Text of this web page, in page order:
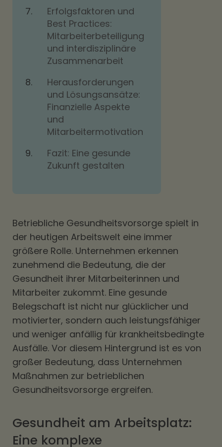
Erfolgsfaktoren und
Best Practices:
Mitarbeiterbeteiligung
und interdisziplinäre
Zusammenarbeit
Herausforderungen
und Lösungsansätze:
Finanzielle Aspekte
und
Mitarbeitermotivation
Fazit: Eine gesunde
Zukunft gestalten
Betriebliche Gesundheitsvorsorge spielt in
der heutigen Arbeitswelt eine immer
größere Rolle. Unternehmen erkennen
zunehmend die Bedeutung, die der
Gesundheit ihrer Mitarbeiterinnen und
Mitarbeiter zukommt. Eine gesunde
Belegschaft ist nicht nur glücklicher und
motivierter, sondern auch leistungsfähiger
und weniger anfällig für krankheitsbedingte
Ausfälle. Vor diesem Hintergrund ist es von
großer Bedeutung, dass Unternehmen
Maßnahmen zur betrieblichen
Gesundheitsvorsorge ergreifen.
Gesundheit am Arbeitsplatz:
Eine komplexe